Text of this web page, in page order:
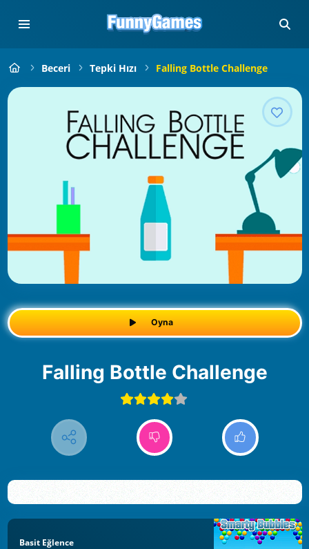
Beceri Tepki Hızı Falling Bottle Challenge
Oyna
Falling Bottle Challenge
Basit Eğlence